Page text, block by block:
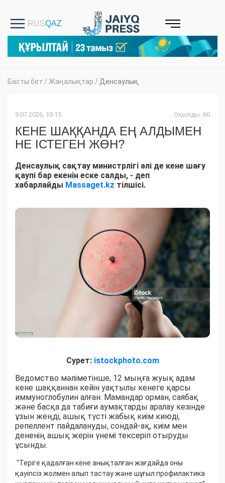
Басты бет / Жаңалықтар / Денсаулық
9.07.2026, 10:15 Оқылды: 60
КЕНЕ ШАҚҚАНДА ЕҢ АЛДЫМЕН
НЕ ІСТЕГЕН ЖӨН?
Денсаулық сақтау министрлігі әлі де кене шағу
қаупі бар екенін еске салды, - деп
хабарлайды Massaget.kz тілшісі.
Сурет:istockphoto.com
Ведомство мәліметінше, 12 мыңға жуық адам
кене шаққаннан кейін уақтылы кенеге қарсы
иммуноглобулин алған. Мамандар орман, саябақ
және басқа да табиғи аумақтарды аралау кезінде
ұзын жеңді, ашық түсті жабық киім киюді,
репеллент пайдалануды, сондай-ақ, киім мен
дененің ашық жерін үнемі тексеріп отыруды
ұсынды.
"Теріге қадалған кене анықталған жағдайда оны
қауіпсіз жолмен алып тастау және шұғыл профилактика